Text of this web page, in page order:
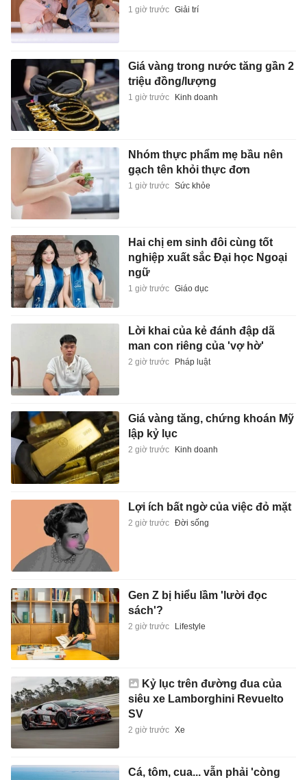
1 giờ trước Giải trí
Giá vàng trong nước tăng gần 2
triệu đồng/lượng
1 giờ trước Kinh doanh
Nhóm thực phẩm mẹ bầu nên
gạch tên khỏi thực đơn
1 giờ trước Sức khỏe
Hai chị em sinh đôi cùng tốt
nghiệp xuất sắc Đại học Ngoại
ngữ
1 giờ trước Giáo dục
Lời khai của kẻ đánh đập dã
man con riêng của 'vợ hờ'
2 giờ trước Pháp luật
Giá vàng tăng, chứng khoán Mỹ
lập kỷ lục
2 giờ trước Kinh doanh
Lợi ích bất ngờ của việc đỏ mặt
2 giờ trước Đời sống
Gen Z bị hiểu lầm 'lười đọc
sách'?
2 giờ trước Lifestyle
Kỷ lục trên đường đua của
siêu xe Lamborghini Revuelto
SV
2 giờ trước Xe
Cá, tôm, cua... vẫn phải 'còng